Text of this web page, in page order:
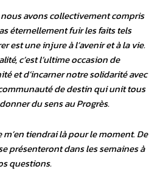
avons collectivement compris
éternellement fuir les faits tels
est une injure à l’avenir et à la vie.
c’est l’ultime occasion de
et d’incarner notre solidarité avec
de destin qui unit tous
du sens au Progrès.
tiendrai là pour le moment. De
présenteront dans les semaines à
questions.